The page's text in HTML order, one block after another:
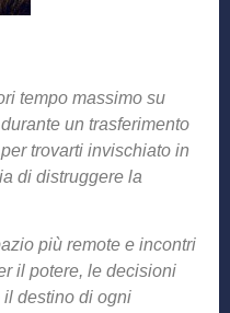
tempo massimo su
un trasferimento
trovarti invischiato in
di distruggere la
più remote e incontri
il potere, le decisioni
destino di ogni